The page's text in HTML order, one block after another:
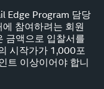
Edge Program 담당
참여하려는 회원
금액으로 입찰서를
시작가가 1,000포
트 이상이어야 합니